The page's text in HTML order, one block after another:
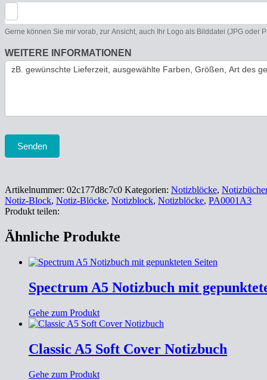
Gerne können Sie mir vorab, zur Ansicht, auch Ihr Logo als Bilddatei (JPG oder
WEITERE INFORMATIONEN
Senden
Artikelnummer: 02c177d8c7c0 Kategorien: Notizblöcke,
Notiz-Block, Notiz-Blöcke, Notizblock, Notizblöcke, PA0001A3
Produkt teilen:
Ähnliche Produkte
Spectrum A5 Notizbuch mit
Gehe zum Produkt
Classic A5 Soft Cover Notizbuch
Gehe zum Produkt